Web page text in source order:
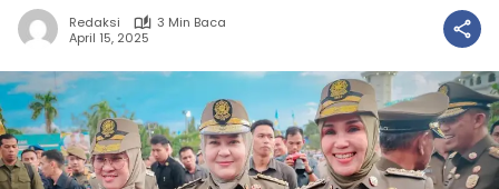
Redaksi
3 Min Baca
April 15, 2025